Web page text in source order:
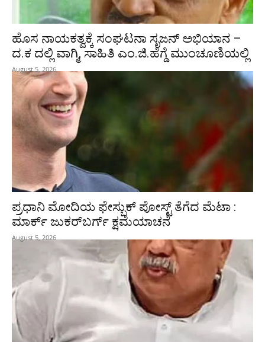
ಹೊಸ ನಾಯಕತ್ವಕ್ಕೆ ಸಂಘಟನಾ ಸೃಜನ್ ಅಭಿಯಾನ –
ದ.ಕ ದಲ್ಲಿ ವಾಗ್ಮಿ, ಸಾಹಿತಿ ಎಂ.ಜಿ.ಹೆಗ್ಡೆ ಮುಂಚೂಣಿಯಲ್ಲಿ
August 5, 2026
ಪ್ರಧಾನಿ ಮೋದಿಯ ಫೇಸ್ಬುಕ್‌ ಪೋಸ್ಟ್‌ ತೆಗೆದ ಮೆಟಾ :
ಮಾರ್ಕ್ ಜುಕರ್‌ಬರ್ಗ್ ಕ್ಷಮೆಯಾಚನೆ
August 5, 2026